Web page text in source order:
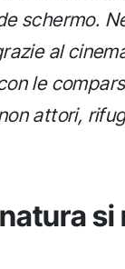
schermo.
al
le
attori,
si